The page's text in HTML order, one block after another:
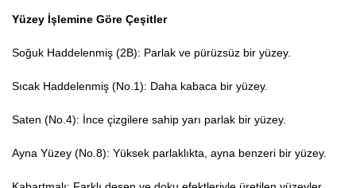
Yüzey İşlemine Göre Çeşitler
Soğuk Haddelenmiş (2B): Parlak ve pürüzsüz bir yüzey.
Sıcak Haddelenmiş (No.1): Daha kabaca bir yüzey.
Saten (No.4): İnce çizgilere sahip yarı parlak bir yüzey.
Ayna Yüzey (No.8): Yüksek parlaklıkta, ayna benzeri bir yüzey.